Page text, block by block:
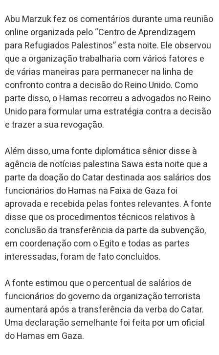
Abu Marzuk fez os comentários durante uma reunião
online organizada pelo “Centro de Aprendizagem
para Refugiados Palestinos” esta noite. Ele observou
que a organização trabalharia com vários fatores e
de várias maneiras para permanecer na linha de
confronto contra a decisão do Reino Unido. Como
parte disso, o Hamas recorreu a advogados no Reino
Unido para formular uma estratégia contra a decisão
e trazer a sua revogação.
Além disso, uma fonte diplomática sênior disse à
agência de notícias palestina Sawa esta noite que a
parte da doação do Catar destinada aos salários dos
funcionários do Hamas na Faixa de Gaza foi
aprovada e recebida pelas fontes relevantes. A fonte
disse que os procedimentos técnicos relativos à
conclusão da transferência da parte da subvenção,
em coordenação com o Egito e todas as partes
interessadas, foram de fato concluídos.
A fonte estimou que o percentual de salários de
funcionários do governo da organização terrorista
aumentará após a transferência da verba do Catar.
Uma declaração semelhante foi feita por um oficial
do Hamas em Gaza.